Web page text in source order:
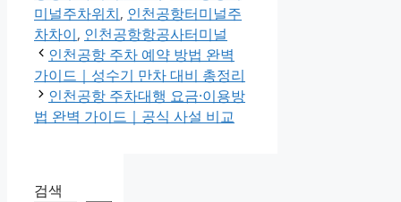
미널주차위치, 인천공항터미널주
차차이, 인천공항항공사터미널
인천공항 주차 예약 방법 완벽
가이드｜성수기 만차 대비 총정리
인천공항 주차대행 요금·이용방
법 완벽 가이드｜공식 사설 비교
검색